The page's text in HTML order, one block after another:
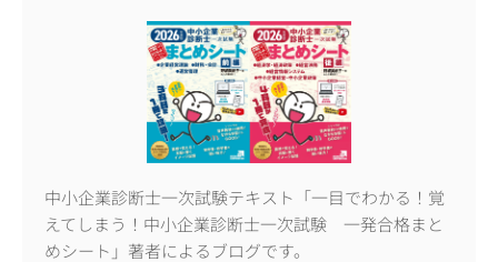
中小企業診断士一次試験テキスト「一目でわかる！覚
えてしまう！中小企業診断士一次試験 一発合格まと
めシート」著者によるブログです。